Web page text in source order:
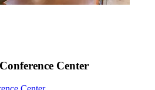
Center